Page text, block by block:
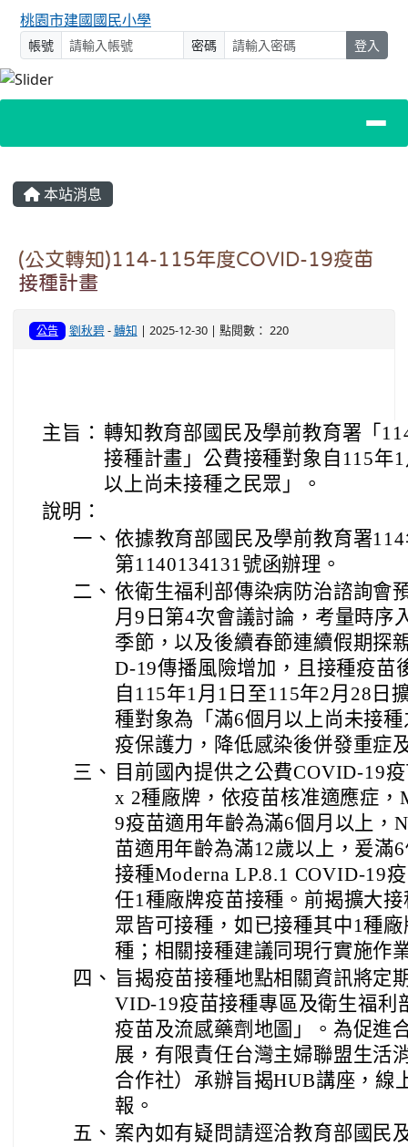
桃園市建國國民小學
帳號 密碼 登入
主內容區域
本站消息
(公文轉知)114-115年度COVID-19疫苗
接種計畫
公告 劉秋碧 -轉知 | 2025-12-30 | 點閱數： 220
主旨： 轉知教育部國民及學前教育署「
接種計畫」公費接種對象自115年
以上尚未接種之民眾」。
說明：
一、 依據教育部國民及學前教育署
第1140134131號函辦理。
二、 依衛生福利部傳染病防治諮詢會
月9日第4次會議討論，考量時序
季節，以及後續春節連續假期探
D-19傳播風險增加，且接種疫苗
自115年1月1日至115年2月28日
種對象為「滿6個月以上尚未接
疫保護力，降低感染後併發重症
三、
目前國內提供之公費COVID-19
x 2種廠牌，依疫苗核准適應症，
9疫苗適用年齡為滿6個月以上，
苗適用年齡為滿12歲以上，爰滿
接種Moderna LP.8.1 COVID-19
任1種廠牌疫苗接種。前揭擴大
眾皆可接種，如已接種其中1種
種；相關接種建議同現行實施作
四、 旨揭疫苗接種地點相關資訊將定
VID-19疫苗接種專區及衛生福利
疫苗及流感藥劑地圖」。為促進
展，有限責任台灣主婦聯盟生活
合作社）承辦旨揭HUB講座，線
報。
五、 案內如有疑問請逕洽教育部國民